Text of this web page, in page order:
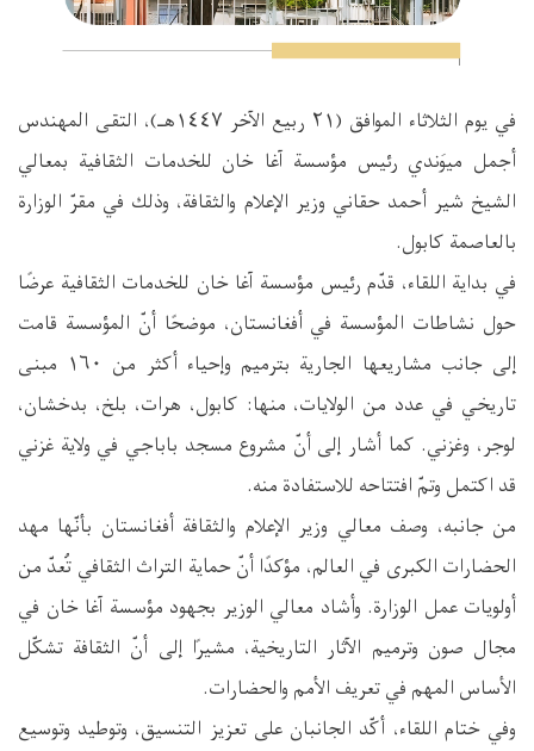
في يوم الثلاثاء الموافق (٢١ ربيع الآخر ١٤٤٧هـ)، التقى المهندس
أجمل ميوَندي رئيس مؤسسة آغا خان للخدمات الثقافية بمعالي
الشيخ شير أحمد حقاني وزير الإعلام والثقافة، وذلك في مقرّ الوزارة
بالعاصمة كابول.
في بداية اللقاء، قدّم رئيس مؤسسة آغا خان للخدمات الثقافية عرضًا
حول نشاطات المؤسسة في أفغانستان، موضحًا أنّ المؤسسة قامت
إلى جانب مشاريعها الجارية بترميم وإحياء أكثر من ١٦٠ مبنى
تاريخي في عدد من الولايات، منها: كابول، هرات، بلخ، بدخشان،
لوجر، وغزني. كما أشار إلى أنّ مشروع مسجد باباجي في ولاية غزني
قد اكتمل وتمّ افتتاحه للاستفادة منه.
من جانبه، وصف معالي وزير الإعلام والثقافة أفغانستان بأنّها مهد
الحضارات الكبرى في العالم، مؤكدًا أنّ حماية التراث الثقافي تُعدّ من
أولويات عمل الوزارة. وأشاد معالي الوزير بجهود مؤسسة آغا خان في
مجال صون وترميم الآثار التاريخية، مشيرًا إلى أنّ الثقافة تشكّل
الأساس المهم في تعريف الأمم والحضارات.
وفي ختام اللقاء، أكّد الجانبان على تعزيز التنسيق، وتوطيد وتوسيع